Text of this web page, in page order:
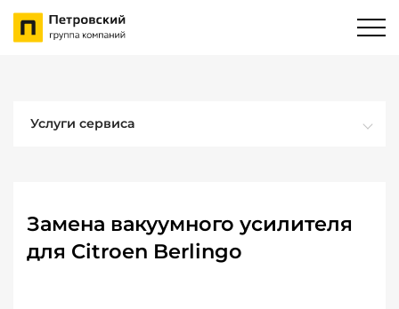
Услуги сервиса
Замена вакуумного усилителя
для Citroen Berlingo